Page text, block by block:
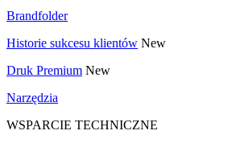
Brandfolder
Historie sukcesu klientów New
Druk Premium New
Narzędzia
WSPARCIE TECHNICZNE